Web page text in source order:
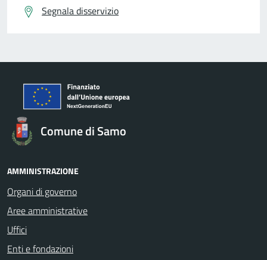
Segnala disservizio
Comune di Samo
AMMINISTRAZIONE
Organi di governo
Aree amministrative
Uffici
Enti e fondazioni